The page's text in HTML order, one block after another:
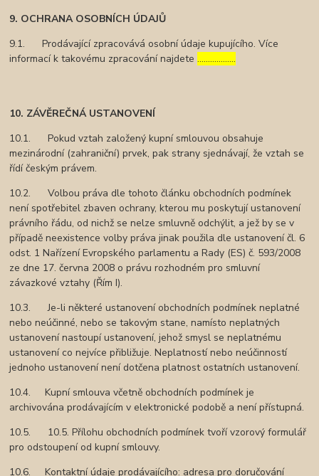
9. OCHRANA OSOBNÍCH ÚDAJŮ
9.1. Prodávající zpracovává osobní údaje kupujícího. Více
informací k takovému zpracování najdete………………
10. ZÁVĚREČNÁ USTANOVENÍ
10.1. Pokud vztah založený kupní smlouvou obsahuje
mezinárodní (zahraniční) prvek, pak strany sjednávají, že vztah se
řídí českým právem.
10.2. Volbou práva dle tohoto článku obchodních podmínek
není spotřebitel zbaven ochrany, kterou mu poskytují ustanovení
právního řádu, od nichž se nelze smluvně odchýlit, a jež by se v
případě neexistence volby práva jinak použila dle ustanovení čl. 6
odst. 1 Nařízení Evropského parlamentu a Rady (ES) č. 593/2008
ze dne 17. června 2008 o právu rozhodném pro smluvní
závazkové vztahy (Řím I).
10.3. Je-li některé ustanovení obchodních podmínek neplatné
nebo neúčinné, nebo se takovým stane, namísto neplatných
ustanovení nastoupí ustanovení, jehož smysl se neplatnému
ustanovení co nejvíce přibližuje. Neplatností nebo neúčinností
jednoho ustanovení není dotčena platnost ostatních ustanovení.
10.4. Kupní smlouva včetně obchodních podmínek je
archivována prodávajícím v elektronické podobě a není přístupná.
10.5. 10.5. Přílohu obchodních podmínek tvoří vzorový formulář
pro odstoupení od kupní smlouvy.
10.6. Kontaktní údaje prodávajícího: adresa pro doručování